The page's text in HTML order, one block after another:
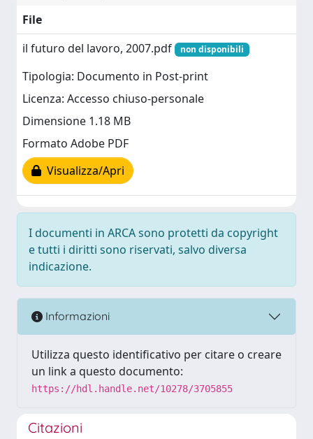
File
il futuro del lavoro, 2007.pdf
non disponibili
Tipologia: Documento in Post-print
Licenza: Accesso chiuso-personale
Dimensione 1.18 MB
Formato Adobe PDF
Visualizza/Apri
I documenti in ARCA sono protetti da copyright
e tutti i diritti sono riservati, salvo diversa
indicazione.
Informazioni
Utilizza questo identificativo per citare o creare
un link a questo documento:
https://hdl.handle.net/10278/3705855
Citazioni